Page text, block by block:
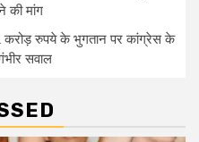
की मांग
करोड़ रुपये के भुगतान पर कांग्रेस के
सवाल